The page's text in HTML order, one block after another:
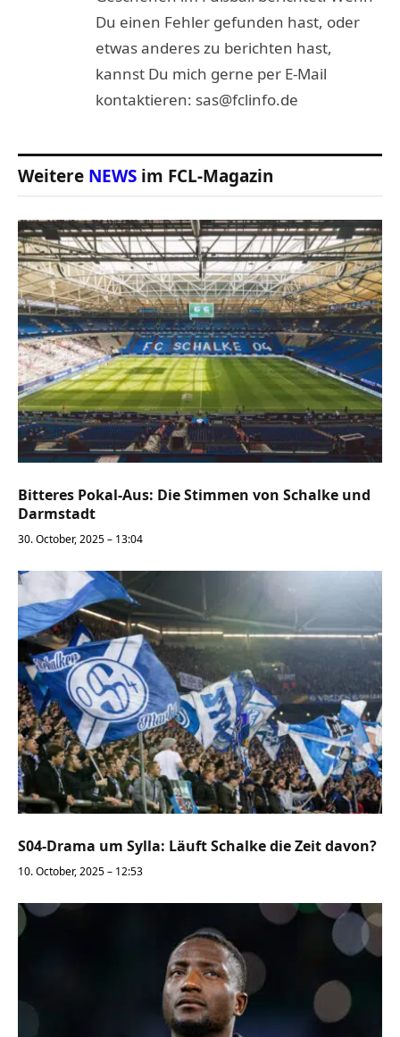
Du einen Fehler gefunden hast, oder
etwas anderes zu berichten hast,
kannst Du mich gerne per E-Mail
kontaktieren: sas@fclinfo.de
Weitere NEWS im FCL-Magazin
Bitteres Pokal-Aus: Die Stimmen von Schalke und
Darmstadt
30. October, 2025 – 13:04
S04-Drama um Sylla: Läuft Schalke die Zeit davon?
10. October, 2025 – 12:53